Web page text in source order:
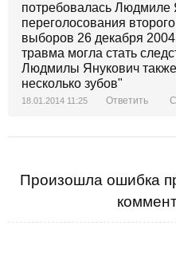
потребовалась Людмиле
переголосования
выборов 26 декабря
травма могла стать
Людмилы Янукович
несколько зубов"
18.01.2014 11:25 Ответить
Произошла ошибка